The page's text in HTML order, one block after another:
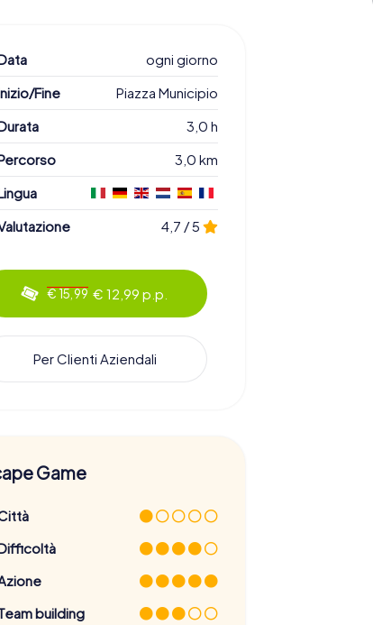
ogni giorno
Fine
Piazza Municipio
3,0 h
3,0 km
4,7 / 5
€ 15,99 € 12,99 p.p.
Per Clienti Aziendali
Game
building